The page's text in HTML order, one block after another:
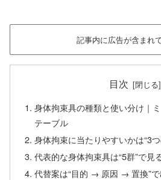
記事内に広告が含まれ
目次
身体拘束具の種類と使い分け｜
テーブル
身体拘束に当たりやすいかは“3
代表的な身体拘束具は“5群”で見
代替案は“目的 → 原因 → 置換”